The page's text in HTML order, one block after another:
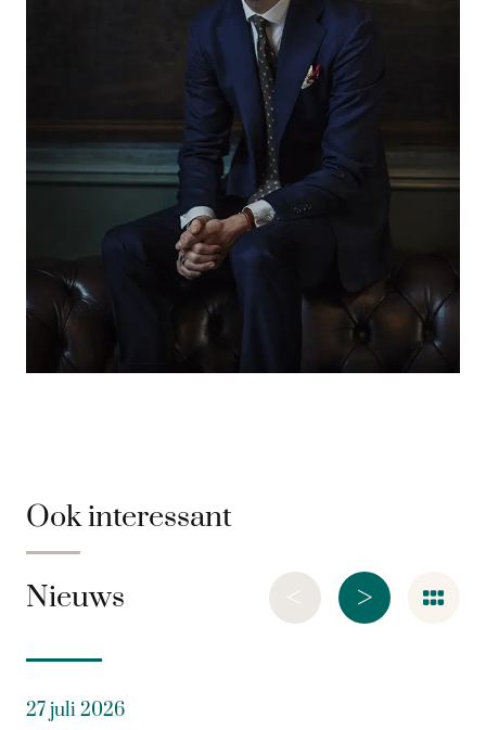
Ook interessant
Nieuws >
<
27 juli 2026